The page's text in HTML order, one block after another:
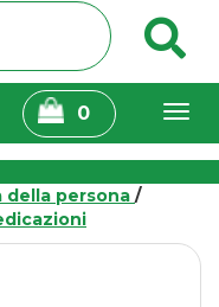
0prodotti
inseriti
della persona /